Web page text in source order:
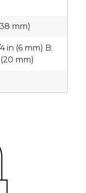
mm)
4 in (6 mm) B:
mm)